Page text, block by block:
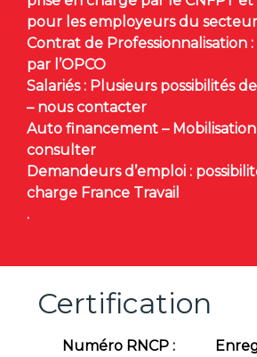
pour les employeurs du
Contrat de Professionnalisation
par l’OPCO
Salariés : Plusieurs possibilités
– nous contacter
Auto financement –
consulter
Demandeurs d’emploi :
charge France Travail
.
Certification
Numéro RNCP :